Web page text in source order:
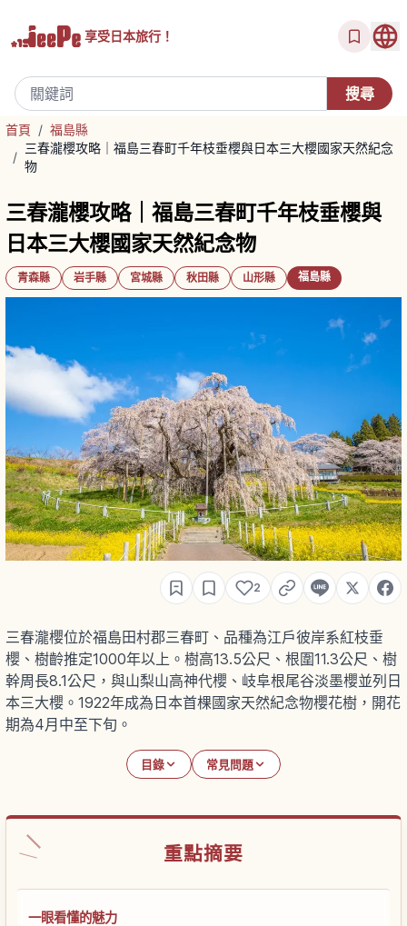
享受日本旅行！
首頁 / 福島縣
/
三春瀧櫻攻略｜福島三春町千年枝垂櫻與日本三大櫻國家天然紀念
物
三春瀧櫻攻略｜福島三春町千年枝垂櫻與
日本三大櫻國家天然紀念物
青森縣 岩手縣 宮城縣 秋田縣 山形縣 福島縣
2
三春瀧櫻位於福島田村郡三春町、品種為江戶彼岸系紅枝垂
櫻、樹齡推定1000年以上。樹高13.5公尺、根圍11.3公尺、樹
幹周長8.1公尺，與山梨山高神代櫻、岐阜根尾谷淡墨櫻並列日
本三大櫻。1922年成為日本首棵國家天然紀念物櫻花樹，開花
期為4月中至下旬。
目錄 常見問題
重點摘要
一眼看懂的魅力